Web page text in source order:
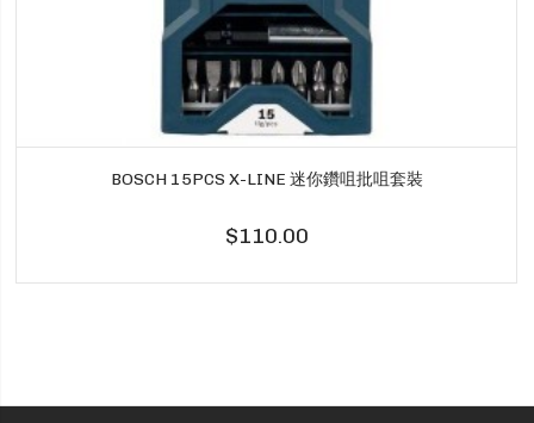
BOSCH 15PCS X-LINE 迷你鑽咀批咀套裝
$110.00